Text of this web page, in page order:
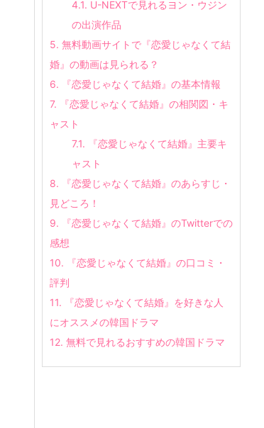
4.1. U-NEXTで見れるヨン・ウジン
の出演作品
5. 無料動画サイトで『恋愛じゃなくて結
婚』の動画は見られる？
6. 『恋愛じゃなくて結婚』の基本情報
7. 『恋愛じゃなくて結婚』の相関図・キ
ャスト
7.1. 『恋愛じゃなくて結婚』主要キ
ャスト
8. 『恋愛じゃなくて結婚』のあらすじ・
見どころ！
9. 『恋愛じゃなくて結婚』のTwitterでの
感想
10. 『恋愛じゃなくて結婚』の口コミ・
評判
11. 『恋愛じゃなくて結婚』を好きな人
にオススメの韓国ドラマ
12. 無料で見れるおすすめの韓国ドラマ